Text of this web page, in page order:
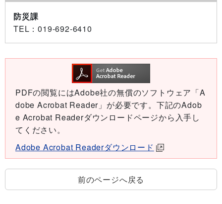
防災課
TEL ：019-692-6410
PDFの閲覧にはAdobe社の無償のソフトウェア「A
dobe Acrobat Reader」が必要です。下記のAdob
e Acrobat Readerダウンロードページから入手し
てください。
Adobe Acrobat Readerダウンロード
前のページへ戻る